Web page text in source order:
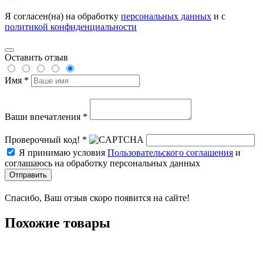
Я согласен(на) на обработку персональных данных и с
политикой конфиденциальности
Оставить отзыв
Имя *
Ваши впечатления *
Проверочный код! *
Я принимаю условия Пользовательского соглашения и
соглашаюсь на обработку персональных данных
Отправить
Спасибо, Ваш отзыв скоро появится на сайте!
Похожие товары